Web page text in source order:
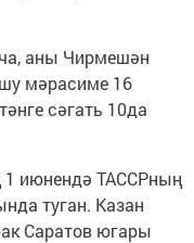
аны Чирмешән
мәрасиме 16
сәгать 10да
июнендә ТАССРның
туган. Казан
Саратов югары